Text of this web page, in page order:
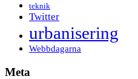
teknik
Twitter
urbanisering
Webbdagarna
Meta